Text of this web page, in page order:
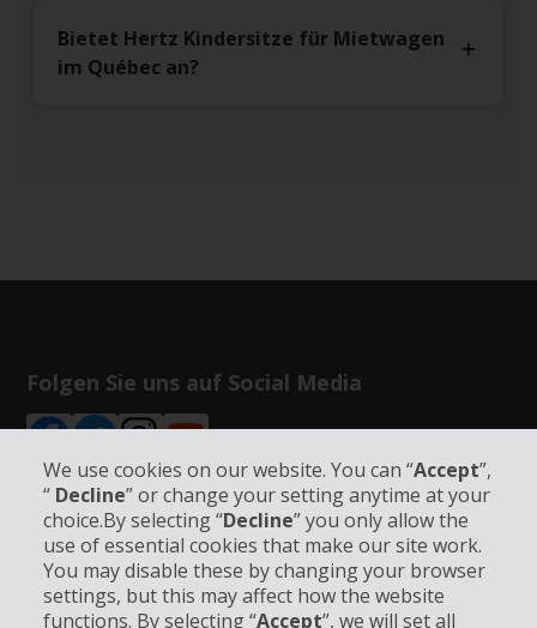
We use cookies on our website. You can “Accept”,
“ Decline” or change your setting anytime at your
choice.By selecting “Decline” you only allow the
use of essential cookies that make our site work.
You may disable these by changing your browser
settings, but this may affect how the website
functions. By selecting “Accept”, we will set all
Bietet Hertz Kindersitze für Mietwagen
im Québec an?
Folgen Sie uns auf Social Media
Unternehmensinformation
Partner